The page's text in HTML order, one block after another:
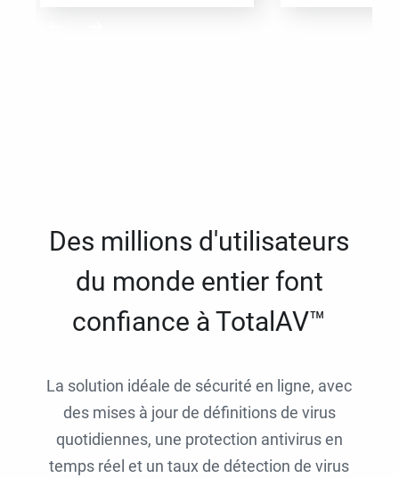
Des millions d'utilisateurs
du monde entier font
confiance à TotalAV™
La solution idéale de sécurité en ligne, avec
des mises à jour de définitions de virus
quotidiennes, une protection antivirus en
temps réel et un taux de détection de virus